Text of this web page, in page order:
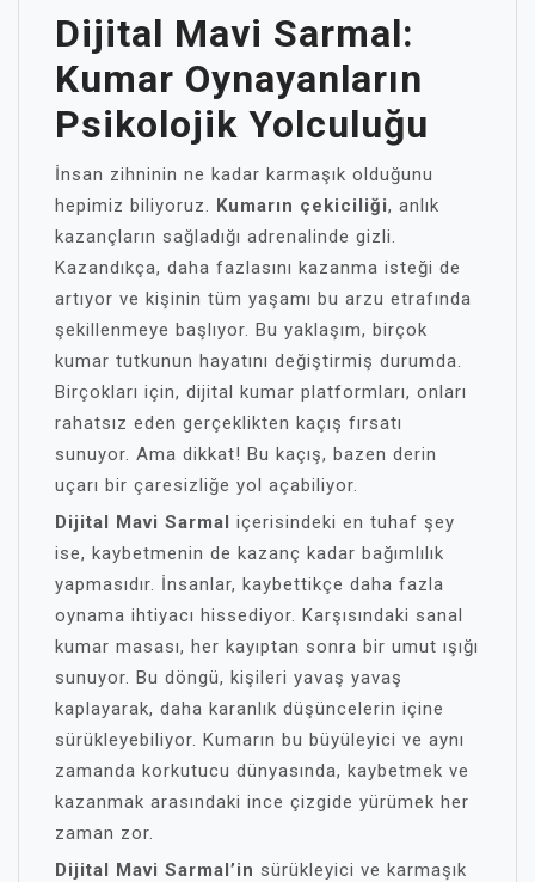
Dijital Mavi Sarmal:
Kumar Oynayanların
Psikolojik Yolculuğu
İnsan zihninin ne kadar karmaşık olduğunu
hepimiz biliyoruz. Kumarın çekiciliği, anlık
kazançların sağladığı adrenalinde gizli.
Kazandıkça, daha fazlasını kazanma isteği de
artıyor ve kişinin tüm yaşamı bu arzu etrafında
şekillenmeye başlıyor. Bu yaklaşım, birçok
kumar tutkunun hayatını değiştirmiş durumda.
Birçokları için, dijital kumar platformları, onları
rahatsız eden gerçeklikten kaçış fırsatı
sunuyor. Ama dikkat! Bu kaçış, bazen derin
uçarı bir çaresizliğe yol açabiliyor.
Dijital Mavi Sarmal içerisindeki en tuhaf şey
ise, kaybetmenin de kazanç kadar bağımlılık
yapmasıdır. İnsanlar, kaybettikçe daha fazla
oynama ihtiyacı hissediyor. Karşısındaki sanal
kumar masası, her kayıptan sonra bir umut ışığı
sunuyor. Bu döngü, kişileri yavaş yavaş
kaplayarak, daha karanlık düşüncelerin içine
sürükleyebiliyor. Kumarın bu büyüleyici ve aynı
zamanda korkutucu dünyasında, kaybetmek ve
kazanmak arasındaki ince çizgide yürümek her
zaman zor.
Dijital Mavi Sarmal’in sürükleyici ve karmaşık